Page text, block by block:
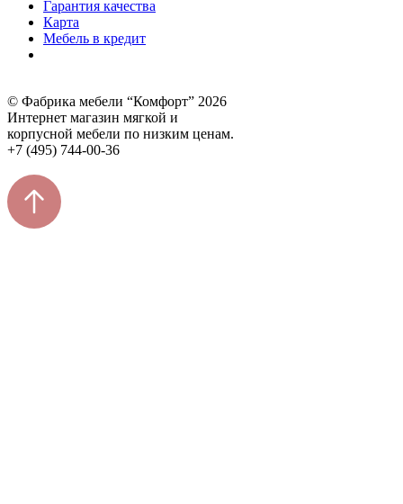
Гарантия качества
Карта
Мебель в кредит
© Фабрика мебели “Комфорт” 2026
Интернет магазин мягкой и
корпусной мебели по низким ценам.
+7 (495) 744-00-36